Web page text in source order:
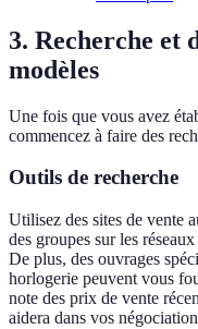
3. Recherche et
modèles
Une fois que vous avez
commencez à faire des
Outils de recherche
Utilisez des sites de vente
des groupes sur les
De plus, des ouvrages
horlogerie peuvent vous
note des prix de vente
aidera dans vos